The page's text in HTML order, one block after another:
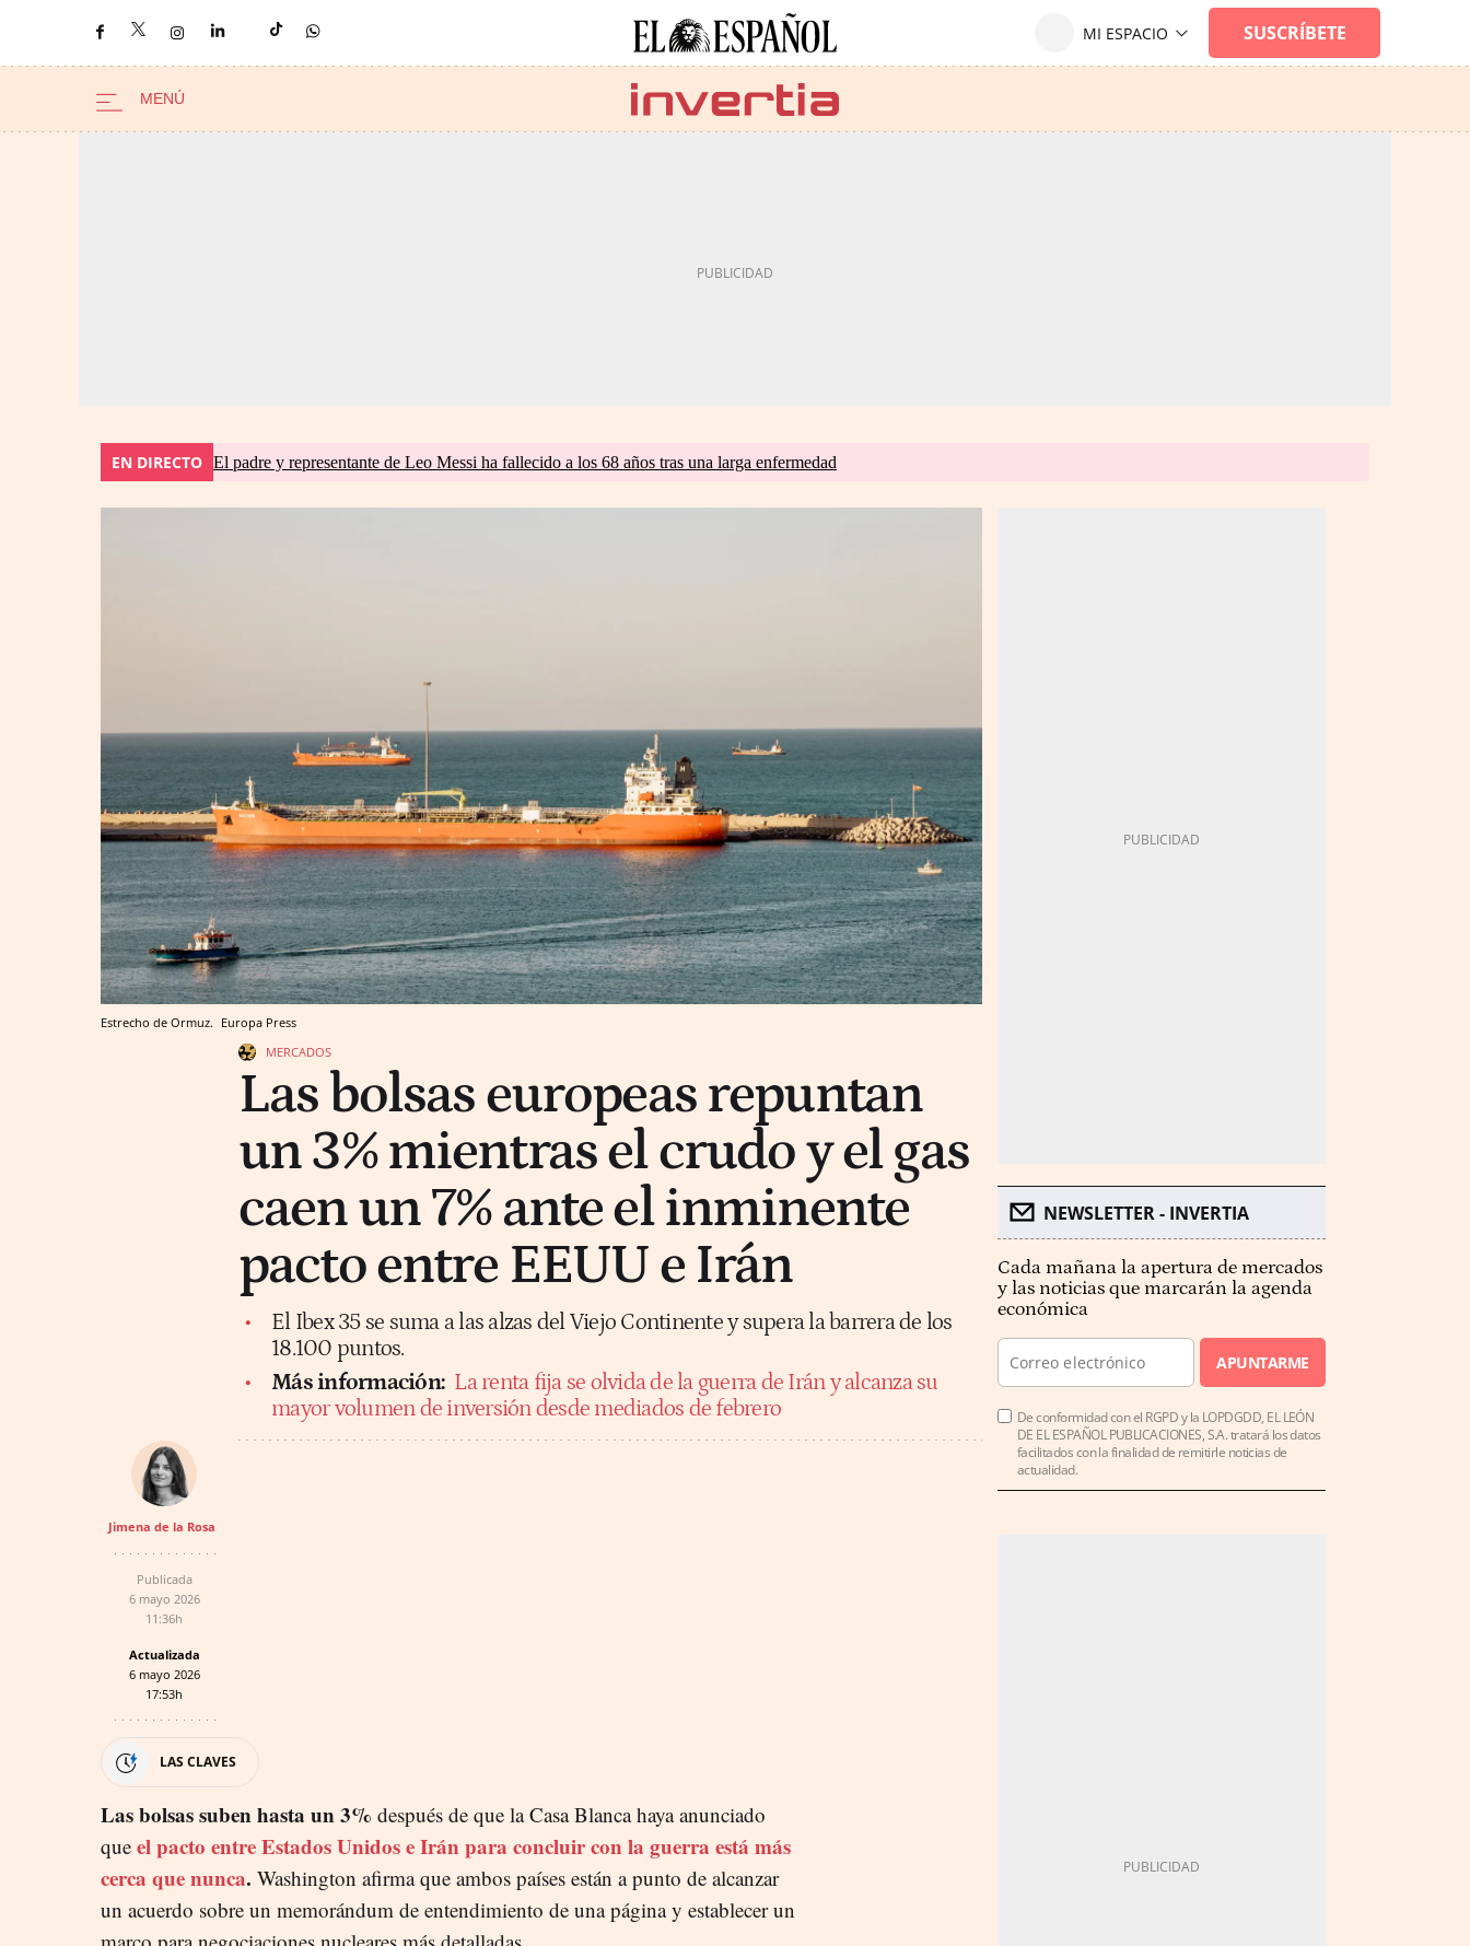
EN DIRECTO El padre y representante de Leo Messi ha fallecido a los 68 años tras una larga enfermedad
Estrecho de Ormuz. Europa Press
MERCADOS
Las bolsas europeas repuntan
un 3% mientras el crudo y el gas
caen un 7% ante el inminente
pacto entre EEUU e Irán
El Ibex 35 se suma a las alzas del Viejo Continente y supera la barrera de los
18.100 puntos.
Más información: La renta fija se olvida de la guerra de Irán y alcanza su
mayor volumen de inversión desde mediados de febrero
Jimena de la Rosa
Publicada
6 mayo 2026
11:36h
Actualizada
6 mayo 2026
17:53h
LAS CLAVES
Las bolsas suben hasta un 3% después de que la Casa Blanca haya anunciado
que el pacto entre Estados Unidos e Irán para concluir con la guerra está más
cerca que nunca. Washington afirma que ambos países están a punto de alcanzar
un acuerdo sobre un memorándum de entendimiento de una página y establecer un
NEWSLETTER - INVERTIA
Cada mañana la apertura de mercados
y las noticias que marcarán la agenda
económica
APUNTARME
De conformidad con el RGPD y la LOPDGDD, EL LEÓN
DE EL ESPAÑOL PUBLICACIONES, S.A. tratará los datos
facilitados con la finalidad de remitirle noticias de
actualidad.